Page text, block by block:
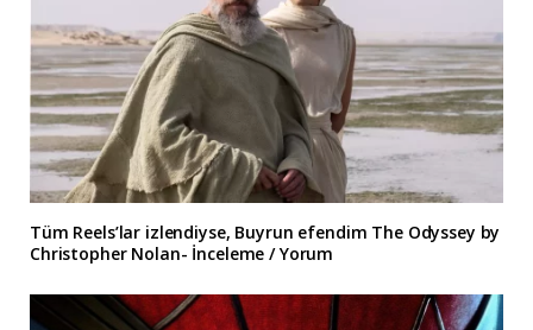
Tüm Reels’lar izlendiyse, Buyrun efendim The Odyssey by
Christopher Nolan- İnceleme / Yorum